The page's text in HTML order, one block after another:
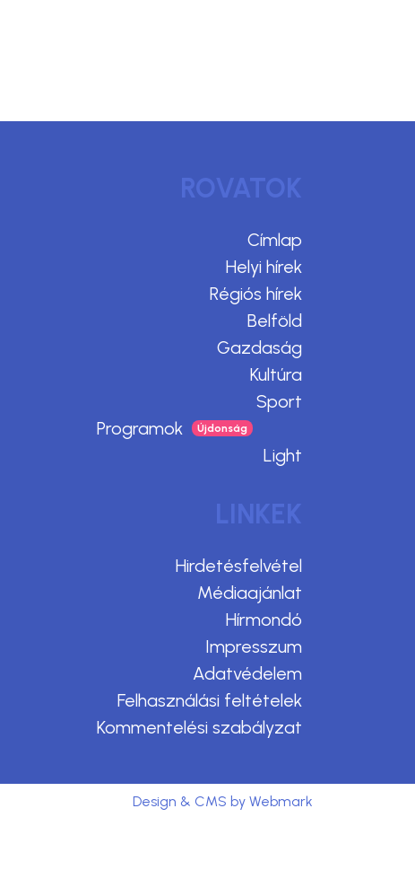
ROVATOK
Címlap
Helyi hírek
Régiós hírek
Belföld
Gazdaság
Kultúra
Sport
Programok
Light
LINKEK
Hirdetésfelvétel
Médiaajánlat
Hírmondó
Impresszum
Adatvédelem
Felhasználási feltételek
Kommentelési szabályzat
Design & CMS by Webmark